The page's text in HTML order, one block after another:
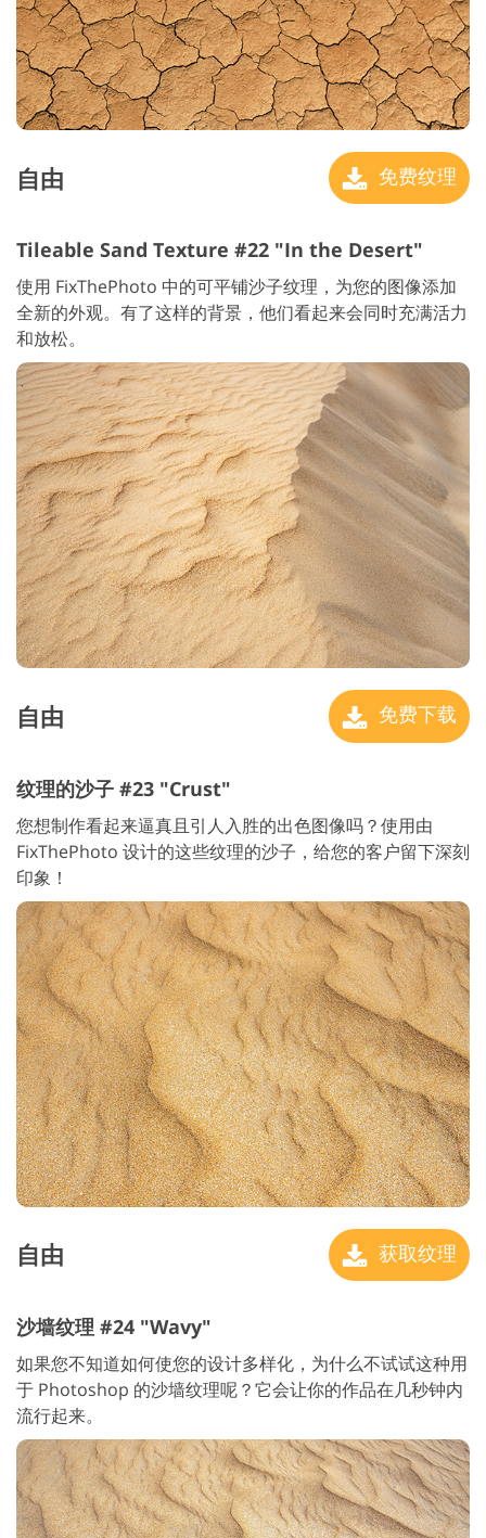
自由 免费纹理
Tileable Sand Texture #22 "In the Desert"
使用 FixThePhoto 中的可平铺沙子纹理，为您的图像添加
全新的外观。有了这样的背景，他们看起来会同时充满活力
和放松。
自由 免费下载
纹理的沙子 #23 "Crust"
您想制作看起来逼真且引人入胜的出色图像吗？使用由
FixThePhoto 设计的这些纹理的沙子，给您的客户留下深刻
印象！
自由 获取纹理
沙墙纹理 #24 "Wavy"
如果您不知道如何使您的设计多样化，为什么不试试这种用
于 Photoshop 的沙墙纹理呢？它会让你的作品在几秒钟内
流行起来。